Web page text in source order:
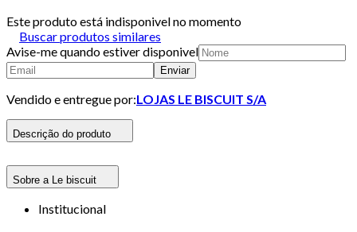
Este produto está indisponivel no momento
Buscar produtos similares
Avise-me quando estiver disponivel
Enviar
Vendido e entregue por:LOJAS LE BISCUIT S/A
Descrição do produto
Sobre a Le biscuit
Institucional